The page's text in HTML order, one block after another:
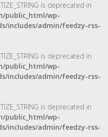
is deprecated in
public_html/wp-
includes/admin/feedzy-rss-
is deprecated in
public_html/wp-
includes/admin/feedzy-rss-
is deprecated in
public_html/wp-
includes/admin/feedzy-rss-